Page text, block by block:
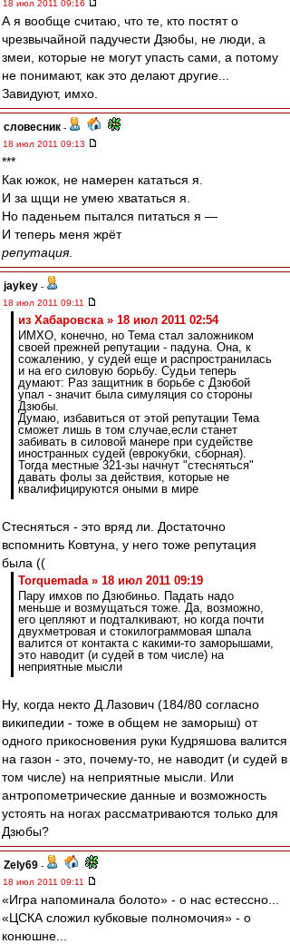
18 июл 2011 09:16
А я вообще считаю, что те, кто постят о
чрезвычайной падучести Дзюбы, не люди, а
змеи, которые не могут упасть сами, а потому
не понимают, как это делают другие...
Завидуют, имхо.
словесник -
18 июл 2011 09:13
***
Как южок, не намерен кататься я.
И за щщи не умею хвататься я.
Но паденьем пытался питаться я —
И теперь меня жрёт
репутация.
jaykey -
18 июл 2011 09:11
из Хабаровска » 18 июл 2011 02:54
ИМХО, конечно, но Тема стал заложником
своей прежней репутации - падуна. Она, к
сожалению, у судей еще и распространилась
и на его силовую борьбу. Судьи теперь
думают: Раз защитник в борьбе с Дзюбой
упал - значит была симуляция со стороны
Дзюбы.
Думаю, избавиться от этой репутации Тема
сможет лишь в том случае,если станет
забивать в силовой манере при судействе
иностранных судей (еврокубки, сборная).
Тогда местные 321-зы начнут "стесняться"
давать фолы за действия, которые не
квалифицируются оными в мире
Стесняться - это вряд ли. Достаточно
вспомнить Ковтуна, у него тоже репутация
была ((
Torquemada » 18 июл 2011 09:19
Пару имхов по Дзюбиньо. Падать надо
меньше и возмущаться тоже. Да, возможно,
его цепляют и подталкивают, но когда почти
двухметровая и стокилограммовая шпала
валится от контакта с какими-то заморышами,
это наводит (и судей в том числе) на
неприятные мысли
Ну, когда некто Д.Лазович (184/80 согласно
википедии - тоже в общем не заморыш) от
одного прикосновения руки Кудряшова валится
на газон - это, почему-то, не наводит (и судей в
том числе) на неприятные мысли. Или
антропометрические данные и возможность
устоять на ногах рассматриваются только для
Дзюбы?
Zely69 -
18 июл 2011 09:11
«Игра напоминала болото» - о нас естессно...
«ЦСКА сложил кубковые полномочия» - о
конюшне...